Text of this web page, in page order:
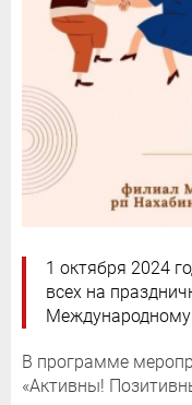
1 октября 2024
всех на
В программе
«Активны!